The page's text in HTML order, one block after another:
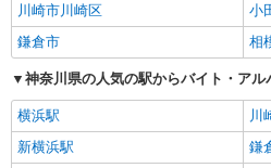
川崎市川崎区
小
鎌倉市
相
神奈川県の人気の駅からバイト・ア
横浜駅
川
新横浜駅
鎌